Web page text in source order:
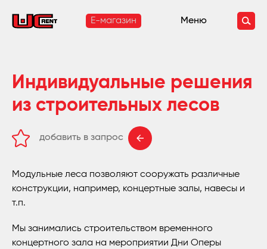
E-магазин Меню
Индивидуальные решения
из строительных лесов
добавить в запрос
Модульные леса позволяют сооружать различные
конструкции, например, концертные залы, навесы и
т.п.
Мы занимались строительством временного
концертного зала на мероприятии Дни Оперы